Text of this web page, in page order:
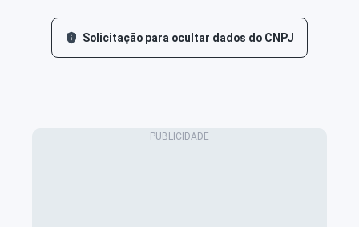
Solicitação para ocultar dados do CNPJ